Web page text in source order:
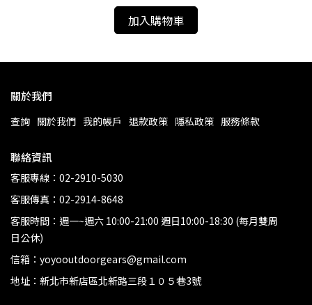
加入購物車
關於我們
查詢 關於我們 我的帳戶 退款政策 隱私政策 服務條款
聯絡資訊
客服專線：02-2910-5030
客服傳真：02-2914-8648
客服時間：週一~週六 10:00-21:00 週日10:00-18:30 (每月雙周
日公休)
信箱：yoyooutdoorgears@gmail.com
地址：新北市新店區北新路三段１０５巷3號